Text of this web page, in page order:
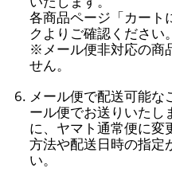
各商品ページ「カート
クよりご確認ください。
※メール便非対応の商
せん。
メール便で配送可能な
ール便でお送りいたし
に、ヤマト通常便に変
方法や配送日時の指定
い。